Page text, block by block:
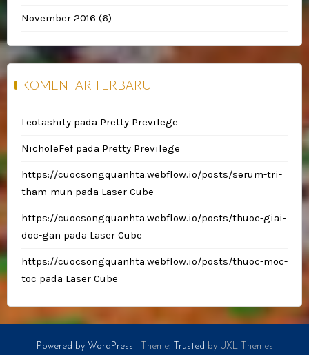
November 2016 (6)
KOMENTAR TERBARU
Leotashity pada Pretty Previlege
NicholeFef pada Pretty Previlege
https://cuocsongquanhta.webflow.io/posts/serum-tri-
tham-mun pada Laser Cube
https://cuocsongquanhta.webflow.io/posts/thuoc-giai-
doc-gan pada Laser Cube
https://cuocsongquanhta.webflow.io/posts/thuoc-moc-
toc pada Laser Cube
Powered by WordPress Theme: Trusted by UXL Themes